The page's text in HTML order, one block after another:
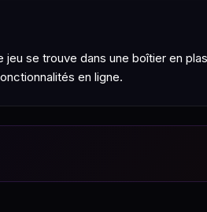
se trouve dans une boîtier en
en ligne.